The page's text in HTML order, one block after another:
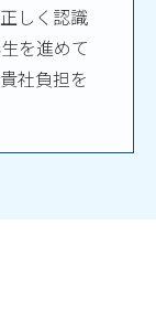
しく認識
を進めて
社負担を